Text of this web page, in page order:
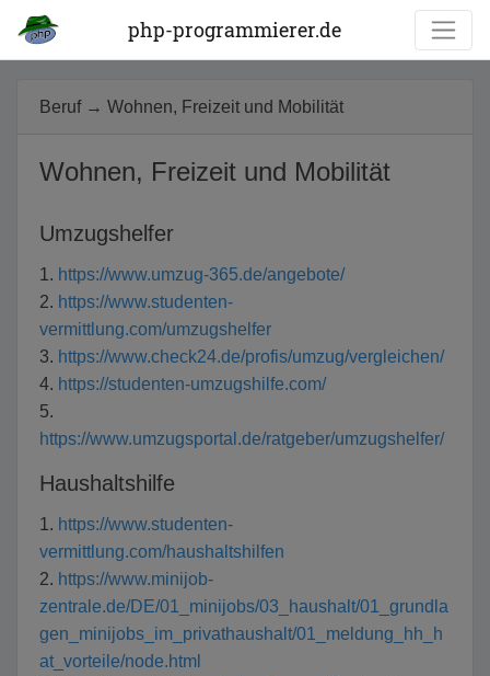
php-programmierer.de
Beruf → Wohnen, Freizeit und Mobilität
Wohnen, Freizeit und Mobilität
Umzugshelfer
1. https://www.umzug-365.de/angebote/
2. https://www.studenten-
vermittlung.com/umzugshelfer
3. https://www.check24.de/profis/umzug/vergleichen/
4. https://studenten-umzugshilfe.com/
5.
https://www.umzugsportal.de/ratgeber/umzugshelfer/
Haushaltshilfe
1. https://www.studenten-
vermittlung.com/haushaltshilfen
2. https://www.minijob-
zentrale.de/DE/01_minijobs/03_haushalt/01_grundla
gen_minijobs_im_privathaushalt/01_meldung_hh_h
at_vorteile/node.html